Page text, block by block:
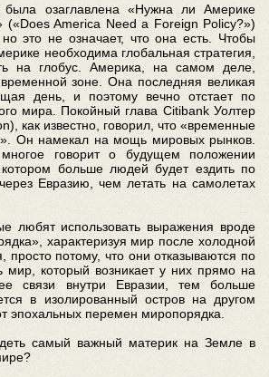
была озаглавлена «Нужна ли Америке
(«Does America Need a Foreign Policy?»)
это не означает, что она есть. Чтобы
необходима глобальная стратегия,
на глобус. Америка, на самом деле,
зоне. Она последняя великая
день, и поэтому вечно отстает по
мира. Покойный глава Citibank Уолтер
как известно, говорил, что «временные
Он намекал на мощь мировых рынков.
говорит о будущем положении
больше людей будет ездить по
Евразию, чем летать на самолетах
любят использовать выражения вроде
характеризуя мир после холодной
просто потому, что они отказываются по
мир, который возникает у них прямо на
связи внутри Евразии, тем больше
в изолированный остров на другом
эпохальных перемен миропорядка.
самый важный материк на Земле в